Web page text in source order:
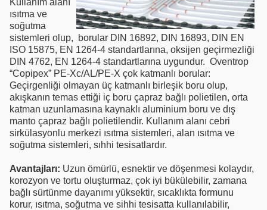
ısıtma ve
soğutma
sistemleri olup, borular DIN 16892, DIN 16893, DIN EN
ISO 15875, EN 1264-4 standartlarına, oksijen geçirmezliği
DIN 4762, EN 1264-4 standartlarına uygundur. Oventrop
“Copipex” PE-Xc/AL/PE-X çok katmanlı borular:
Geçirgenliği olmayan üç katmanlı birleşik boru olup,
akışkanın temas ettiği iç boru çapraz bağlı polietilen, orta
katman uzunlamasına kaynaklı aluminium boru ve dış
manto çapraz bağlı polietilendir. Kullanım alanı cebri
sirkülasyonlu merkezi ısıtma sistemleri, alan ısıtma ve
soğutma sistemleri, sıhhi tesisatlardır.
Avantajları: Uzun ömürlü, esnektir ve döşenmesi kolaydır,
korozyon ve tortu oluşturmaz, çok iyi bükülebilir, zamana
bağlı sürtünme dayanımı yüksektir, sıcaklıkta formunu
korur, ısıtma, soğutma ve sihhi tesisatta kullanılabilir,